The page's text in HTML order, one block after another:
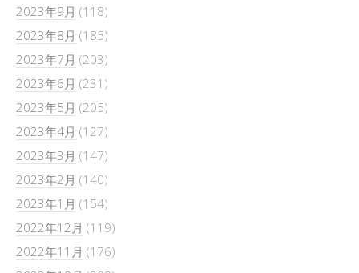
2023年9月 (118)
2023年8月 (185)
2023年7月 (203)
2023年6月 (231)
2023年5月 (205)
2023年4月 (127)
2023年3月 (147)
2023年2月 (140)
2023年1月 (154)
2022年12月 (119)
2022年11月 (176)